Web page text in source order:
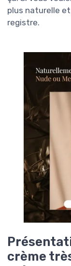
plus naturelle
registre.
crème